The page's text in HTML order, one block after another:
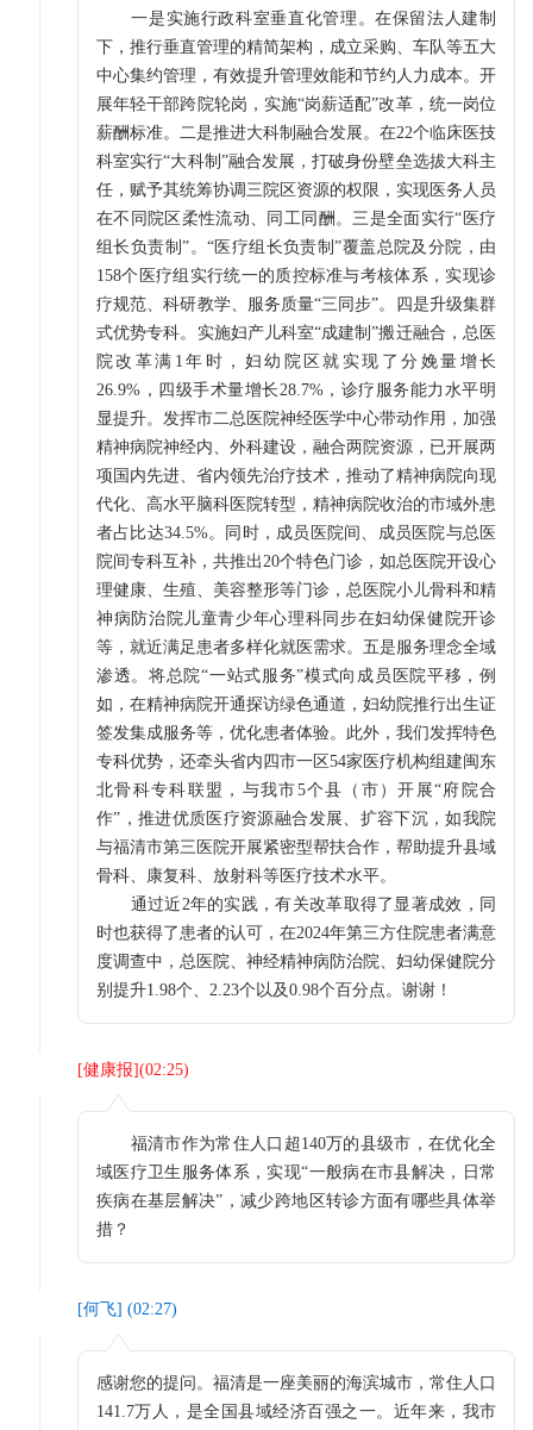
一是实施行政科室垂直化管理。在保留法人建制
下，推行垂直管理的精简架构，成立采购、车队等五大
中心集约管理，有效提升管理效能和节约人力成本。开
展年轻干部跨院轮岗，实施“岗薪适配”改革，统一岗位
薪酬标准。二是推进大科制融合发展。在22个临床医技
科室实行“大科制”融合发展，打破身份壁垒选拔大科主
任，赋予其统筹协调三院区资源的权限，实现医务人员
在不同院区柔性流动、同工同酬。三是全面实行“医疗
组长负责制”。“医疗组长负责制”覆盖总院及分院，由
158个医疗组实行统一的质控标准与考核体系，实现诊
疗规范、科研教学、服务质量“三同步”。四是升级集群
式优势专科。实施妇产儿科室“成建制”搬迁融合，总医
院改革满1年时，妇幼院区就实现了分娩量增长
26.9%，四级手术量增长28.7%，诊疗服务能力水平明
显提升。发挥市二总医院神经医学中心带动作用，加强
精神病院神经内、外科建设，融合两院资源，已开展两
项国内先进、省内领先治疗技术，推动了精神病院向现
代化、高水平脑科医院转型，精神病院收治的市域外患
者占比达34.5%。同时，成员医院间、成员医院与总医
院间专科互补，共推出20个特色门诊，如总医院开设心
理健康、生殖、美容整形等门诊，总医院小儿骨科和精
神病防治院儿童青少年心理科同步在妇幼保健院开诊
等，就近满足患者多样化就医需求。五是服务理念全域
渗透。将总院“一站式服务”模式向成员医院平移，例
如，在精神病院开通探访绿色通道，妇幼院推行出生证
签发集成服务等，优化患者体验。此外，我们发挥特色
专科优势，还牵头省内四市一区54家医疗机构组建闽东
北骨科专科联盟，与我市5个县（市）开展“府院合
作”，推进优质医疗资源融合发展、扩容下沉，如我院
与福清市第三医院开展紧密型帮扶合作，帮助提升县域
骨科、康复科、放射科等医疗技术水平。
通过近2年的实践，有关改革取得了显著成效，同
时也获得了患者的认可，在2024年第三方住院患者满意
度调查中，总医院、神经精神病防治院、妇幼保健院分
别提升1.98个、2.23个以及0.98个百分点。谢谢！
[健康报](02:25)
福清市作为常住人口超140万的县级市，在优化全
域医疗卫生服务体系，实现“一般病在市县解决，日常
疾病在基层解决”，减少跨地区转诊方面有哪些具体举
措？
[何飞] (02:27)
感谢您的提问。福清是一座美丽的海滨城市，常住人口
141.7万人，是全国县域经济百强之一。近年来，我市